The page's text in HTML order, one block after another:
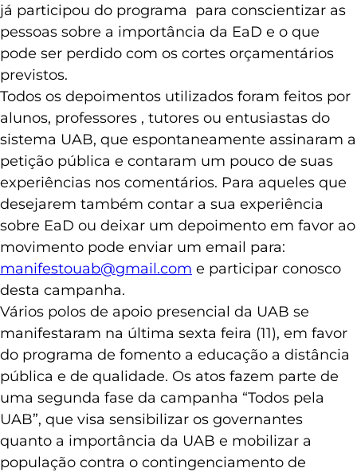
já participou do programa para conscientizar as
pessoas sobre a importância da EaD e o que
pode ser perdido com os cortes orçamentários
previstos.
Todos os depoimentos utilizados foram feitos por
alunos, professores , tutores ou entusiastas do
sistema UAB, que espontaneamente assinaram a
petição pública e contaram um pouco de suas
experiências nos comentários. Para aqueles que
desejarem também contar a sua experiência
sobre EaD ou deixar um depoimento em favor ao
movimento pode enviar um email para:
manifestouab@gmail.com e participar conosco
desta campanha.
Vários polos de apoio presencial da UAB se
manifestaram na última sexta feira (11), em favor
do programa de fomento a educação a distância
pública e de qualidade. Os atos fazem parte de
uma segunda fase da campanha “Todos pela
UAB”, que visa sensibilizar os governantes
quanto a importância da UAB e mobilizar a
população contra o contingenciamento de